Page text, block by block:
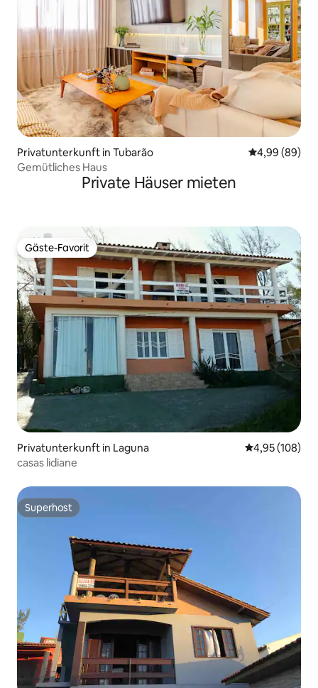
Privatunterkunft in Tubarão
4,99 (89)
Gemütliches Haus
Private Häuser mieten
Gäste-Favorit
Gäste-Favorit
Privatunterkunft in Laguna
4,95 (108)
casas lidiane
Superhost
Superhost